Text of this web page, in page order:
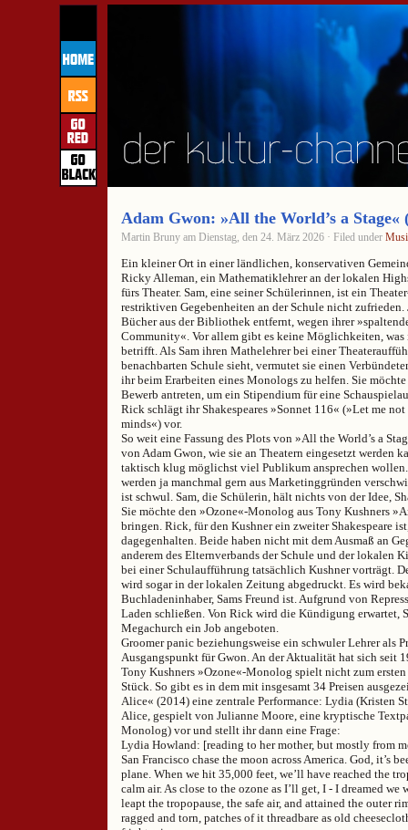
Adam Gwon: »All the World’s a Stage«
Martin Bruny am Dienstag, den 24. März 2026 · Filed under
Ein kleiner Ort in einer ländlichen, konservativen
Ricky Alleman, ein Mathematiklehrer an der lokalen
fürs Theater. Sam, eine seiner Schülerinnen, ist ein
restriktiven Gegebenheiten an der Schule nicht zufrieden.
Bücher aus der Bibliothek entfernt, wegen ihrer
Community«. Vor allem gibt es keine Möglichkeiten, was
betrifft. Als Sam ihren Mathelehrer bei einer
benachbarten Schule sieht, vermutet sie einen
ihr beim Erarbeiten eines Monologs zu helfen. Sie
Bewerb antreten, um ein Stipendium für eine
Rick schlägt ihr Shakespeares »Sonnet 116« (»Let me
minds«) vor.
So weit eine Fassung des Plots von »All the World’s a
von Adam Gwon, wie sie an Theatern eingesetzt werden
taktisch klug möglichst viel Publikum ansprechen
werden ja manchmal gern aus Marketinggründen
ist schwul. Sam, die Schülerin, hält nichts von der Idee,
Sie möchte den »Ozone«-Monolog aus Tony Kushners
bringen. Rick, für den Kushner ein zweiter Shakespeare
dagegenhalten. Beide haben nicht mit dem Ausmaß an
anderem des Elternverbands der Schule und der lokalen
bei einer Schulaufführung tatsächlich Kushner vorträgt.
wird sogar in der lokalen Zeitung abgedruckt. Es wird
Buchladeninhaber, Sams Freund ist. Aufgrund von
Laden schließen. Von Rick wird die Kündigung erwartet,
Megachurch ein Job angeboten.
Groomer panic beziehungsweise ein schwuler Lehrer als
Ausgangspunkt für Gwon. An der Aktualität hat sich seit
Tony Kushners »Ozone«-Monolog spielt nicht zum
Stück. So gibt es in dem mit insgesamt 34 Preisen
Alice« (2014) eine zentrale Performance: Lydia (Kristen
Alice, gespielt von Julianne Moore, eine kryptische
Monolog) vor und stellt ihr dann eine Frage:
Lydia Howland: [reading to her mother, but mostly from
San Francisco chase the moon across America. God, it’s
plane. When we hit 35,000 feet, we’ll have reached the
calm air. As close to the ozone as I’ll get, I - I dreamed we
leapt the tropopause, the safe air, and attained the outer
ragged and torn, patches of it threadbare as old